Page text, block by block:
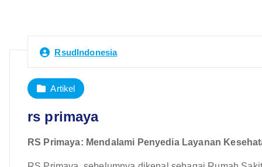
RsudIndonesia
Artikel
rs primaya
RS Primaya: Mendalami Penyedia Layanan